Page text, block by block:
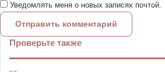
Уведомлять меня о новых записях почтой.
Проверьте также